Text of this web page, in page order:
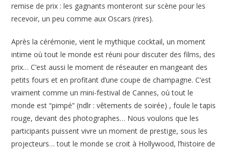
remise de prix : les gagnants monteront sur scène pour les
recevoir, un peu comme aux Oscars (rires).
Après la cérémonie, vient le mythique cocktail, un moment
intime où tout le monde est réuni pour discuter des films, des
prix… C’est aussi le moment de réseauter en mangeant des
petits fours et en profitant d’une coupe de champagne. C’est
vraiment comme un mini-festival de Cannes, où tout le
monde est “pimpé” (ndlr : vêtements de soirée) , foule le tapis
rouge, devant des photographes… Nous voulons que les
participants puissent vivre un moment de prestige, sous les
projecteurs… tout le monde se croit à Hollywood, l’histoire de